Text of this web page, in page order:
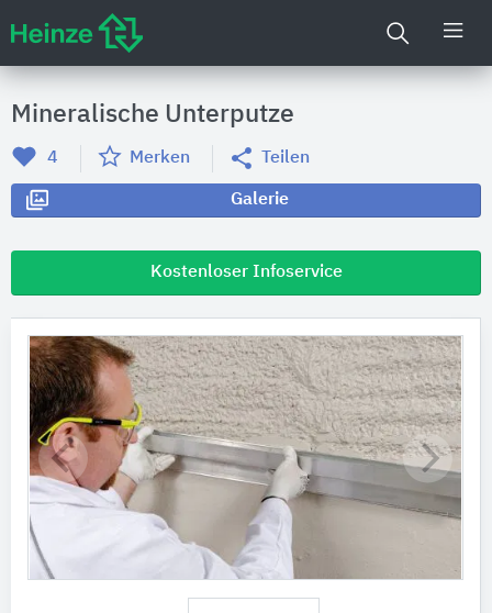
Mineralische Unterputze
4 Merken Teilen
Galerie
Kostenloser Infoservice